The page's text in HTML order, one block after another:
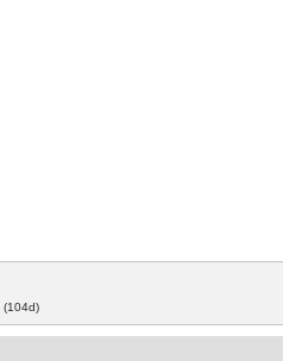
(104d)